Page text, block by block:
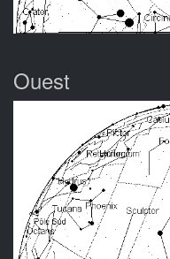
Ouest